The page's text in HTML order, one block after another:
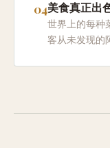
美食真正出
世界上的每种
客从未发现的